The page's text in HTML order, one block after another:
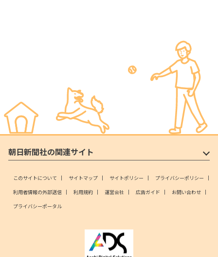
朝日新聞社の関連サイト
このサイトについて サイトマップ サイトポリシー
プライバシーポリシー
利用者情報の外部送信
利用規約 運営会社 広告ガイド
お問い合わせ
プライバシーポータル